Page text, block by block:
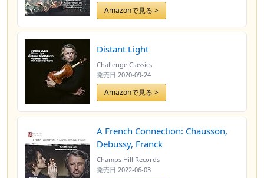
Amazonで見る >
Distant Light
Challenge Classics
発売日 2020-09-24
Amazonで見る >
A French Connection: Chausson,
Debussy, Franck
Champs Hill Records
発売日 2022-06-03